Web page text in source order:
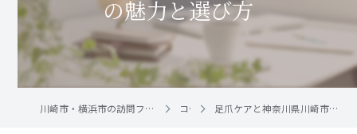
の魅力と選び方
川崎市・横浜市の訪問フットケア｜足と爪のお手入れ屋さん foot grace コラム 足爪ケアと神奈川県川崎市川崎区で叶える健康的なフットケアの魅力と選び方